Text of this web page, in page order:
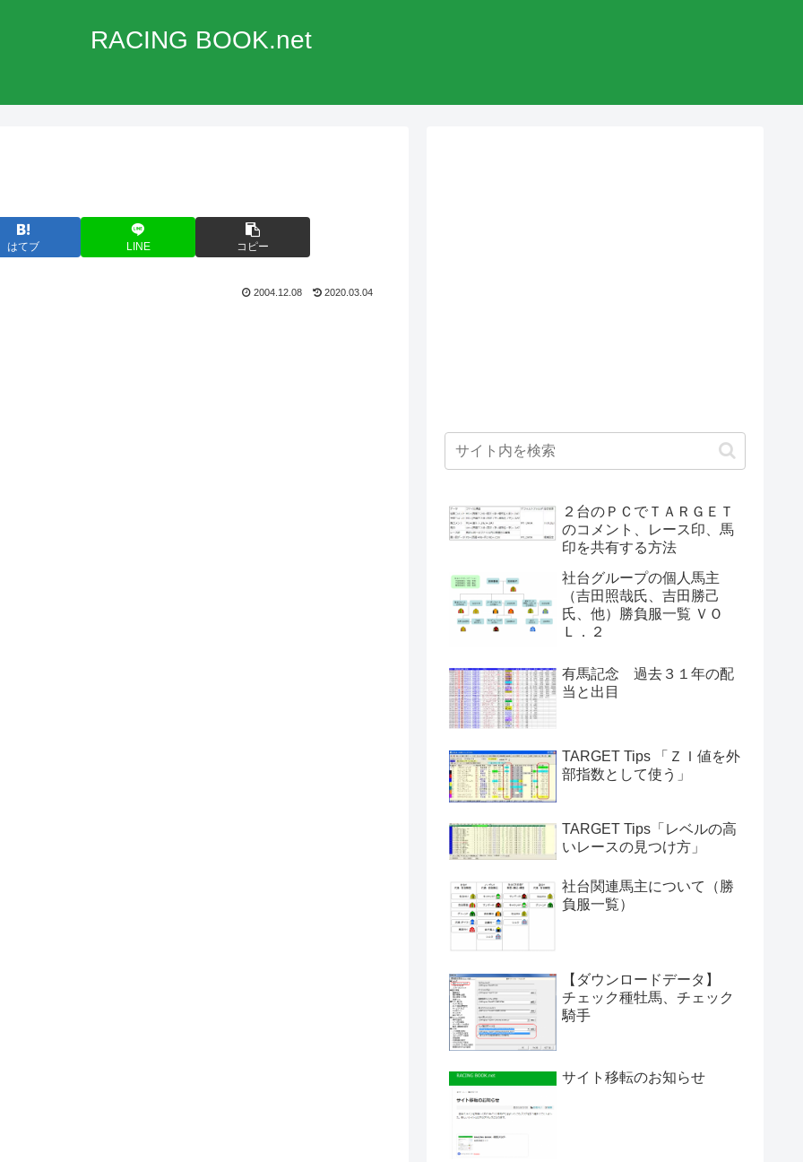
RACING BOOK.net
はてブ LINE コピー
2004.12.08 2020.03.04
２台のＰＣでＴＡＲＧＥＴ
のコメント、レース印、馬
印を共有する方法
社台グループの個人馬主
（吉田照哉氏、吉田勝己
氏、他）勝負服一覧 ＶＯ
Ｌ．２
有馬記念 過去３１年の配
当と出目
TARGET Tips 「ＺＩ値を外
部指数として使う」
TARGET Tips「レベルの高
いレースの見つけ方」
社台関連馬主について（勝
負服一覧）
【ダウンロードデータ】
チェック種牡馬、チェック
騎手
サイト移転のお知らせ